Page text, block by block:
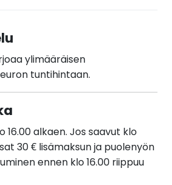
ylimääräisen
tuntihintaan.
16.00 alkaen. Jos saavut klo
30 € lisämaksun ja puolenyön
ennen klo 16.00 riippuu